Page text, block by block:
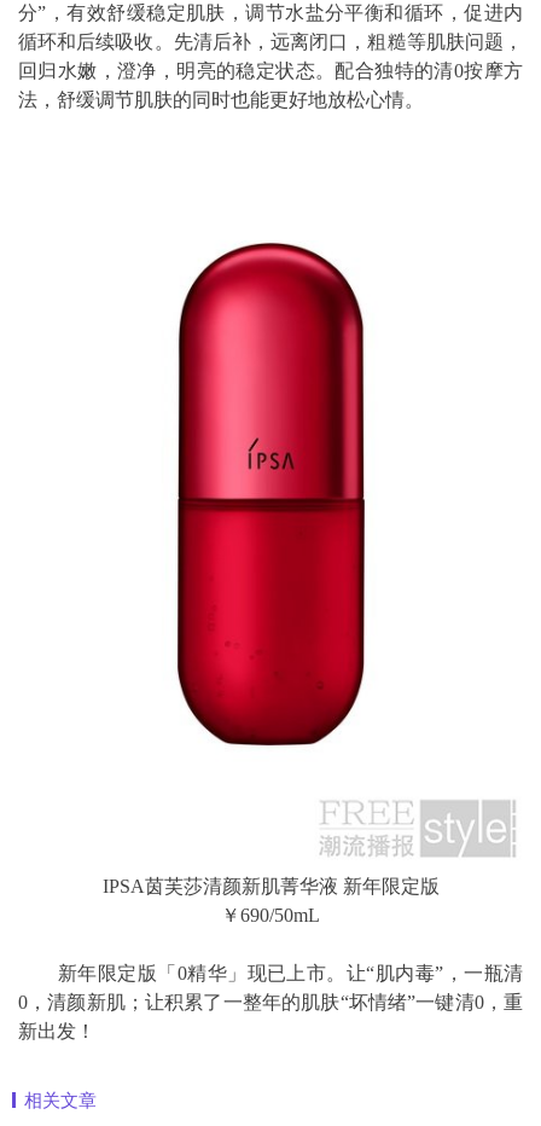
分”，有效舒缓稳定肌肤，调节水盐分平衡和循环，促进内
循环和后续吸收。先清后补，远离闭口，粗糙等肌肤问题，
回归水嫩，澄净，明亮的稳定状态。配合独特的清0按摩方
法，舒缓调节肌肤的同时也能更好地放松心情。
IPSA茵芙莎清颜新肌菁华液 新年限定版
￥690/50mL
新年限定版「0精华」现已上市。让“肌内毒”，一瓶清
0，清颜新肌；让积累了一整年的肌肤“坏情绪”一键清0，重
新出发！
相关文章